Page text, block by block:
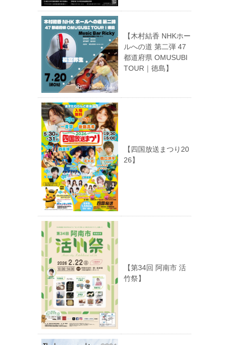
【木村結香 NHKホー
ルへの道 第二弾 47
都道府県 OMUSUBI
TOUR｜徳島】
【四国放送まつり20
26】
【第34回 阿南市 活
竹祭】